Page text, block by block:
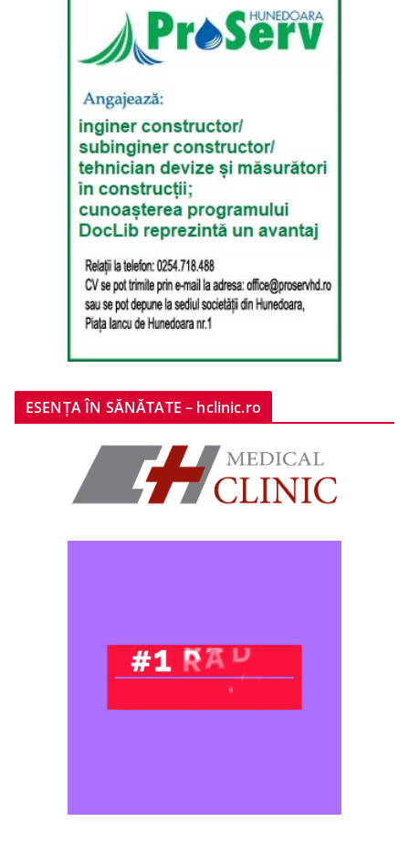
ESENȚA ÎN SĂNĂTATE – hclinic.ro